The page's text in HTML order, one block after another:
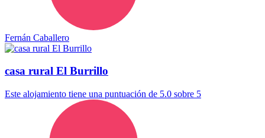
Fernán Caballero
casa rural El Burrillo
Este alojamiento tiene una puntuación de 5.0 sobre 5